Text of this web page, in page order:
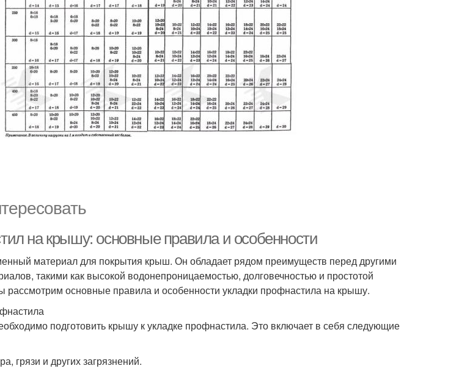
на крышу: основные правила и особенности
материал для покрытия крыш. Он обладает рядом преимуществ перед другими
такими как высокой водонепроницаемостью, долговечностью и простотой
рассмотрим основные правила и особенности укладки профнастила на крышу.
подготовить крышу к укладке профнастила. Это включает в себя следующие
грязи и других загрязнений.